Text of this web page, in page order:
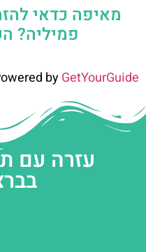
מאיפה כדאי
פמיליה?
byGetYourGuide
עזרה עם